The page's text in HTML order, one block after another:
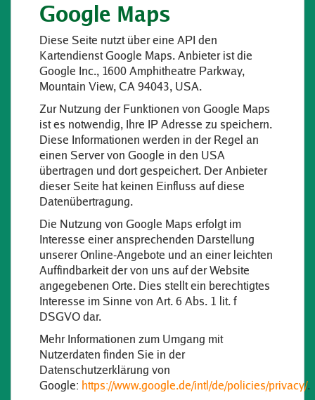
Google Maps
Diese Seite nutzt über eine API den
Kartendienst Google Maps. Anbieter ist die
Google Inc., 1600 Amphitheatre Parkway,
Mountain View, CA 94043, USA.
Zur Nutzung der Funktionen von Google Maps
ist es notwendig, Ihre IP Adresse zu speichern.
Diese Informationen werden in der Regel an
einen Server von Google in den USA
übertragen und dort gespeichert. Der Anbieter
dieser Seite hat keinen Einfluss auf diese
Datenübertragung.
Die Nutzung von Google Maps erfolgt im
Interesse einer ansprechenden Darstellung
unserer Online-Angebote und an einer leichten
Auffindbarkeit der von uns auf der Website
angegebenen Orte. Dies stellt ein berechtigtes
Interesse im Sinne von Art. 6 Abs. 1 lit. f
DSGVO dar.
Mehr Informationen zum Umgang mit
Nutzerdaten finden Sie in der
Datenschutzerklärung von
Google: https://www.google.de/intl/de/policies/privacy/.